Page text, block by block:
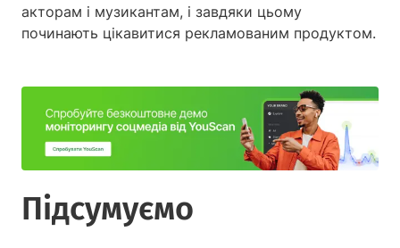
акторам і музикантам, і завдяки цьому
починають цікавитися рекламованим продуктом.
Підсумуємо